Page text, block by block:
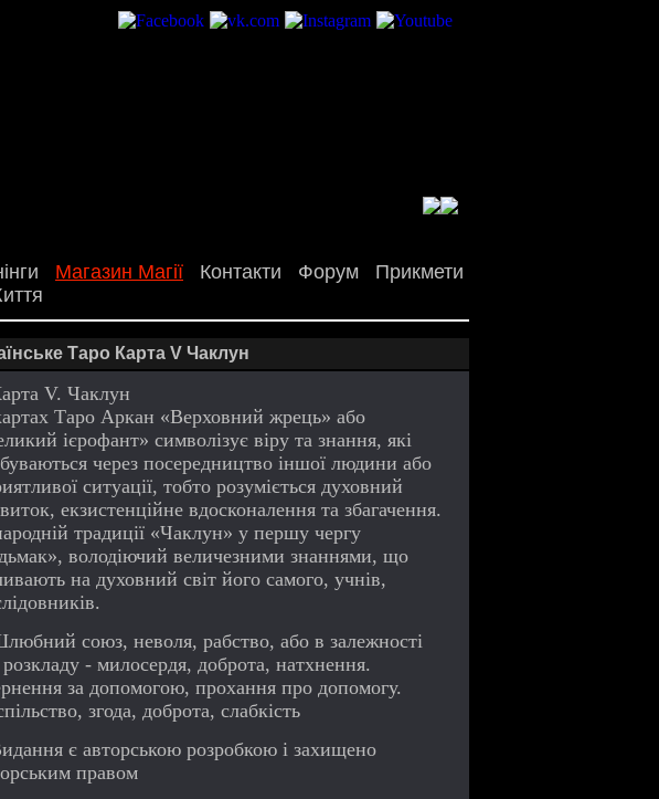
Магазин Магії Контакти Форум
Прикмети
Таро Карта V Чаклун
V. Чаклун
Таро Аркан «Верховний жрець» або
ієрофант» символізує віру та знання, які
через посередництво іншої людини або
ситуації, тобто розуміється духовний
екзистенційне вдосконалення та збагачення.
традиції «Чаклун» у першу чергу
володіючий величезними знаннями, що
на духовний світ його самого, учнів,
союз, неволя, рабство, або в залежності
розкладу - милосердя, доброта, натхнення.
за допомогою, прохання про допомогу.
згода, доброта, слабкість
є авторською розробкою і захищено
правом